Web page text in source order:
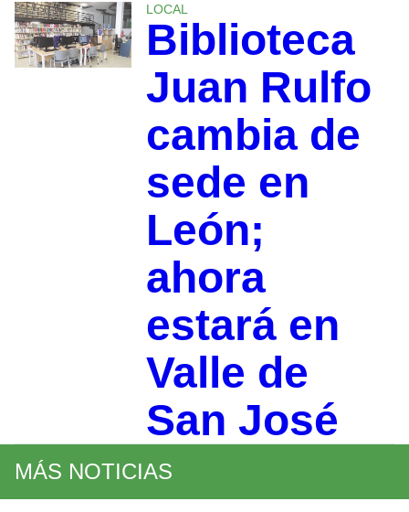
LOCAL
Biblioteca
Juan Rulfo
cambia de
sede en
León;
ahora
estará en
Valle de
San José
MÁS NOTICIAS